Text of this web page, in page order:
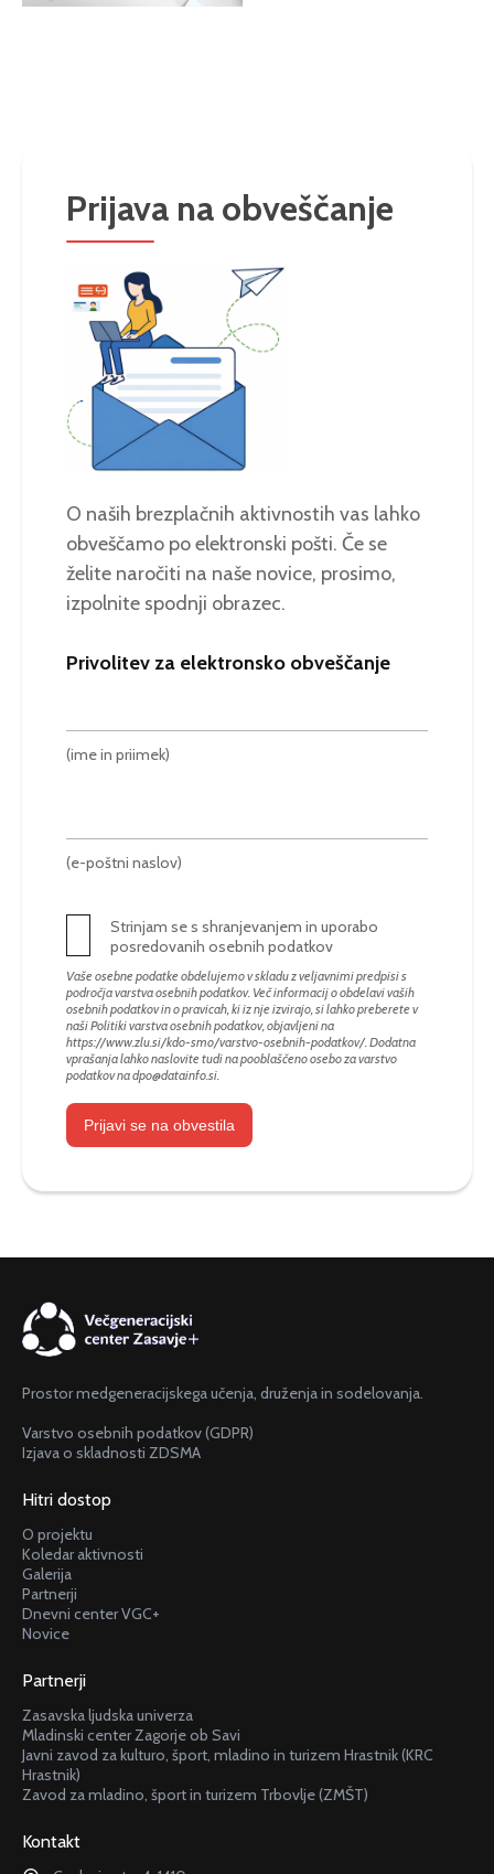
Prijava na obveščanje
O naših brezplačnih aktivnostih vas lahko
obveščamo po elektronski pošti. Če se
želite naročiti na naše novice, prosimo,
izpolnite spodnji obrazec.
Privolitev za elektronsko obveščanje
(ime in priimek)
(e-poštni naslov)
Strinjam se s shranjevanjem in uporabo
posredovanih osebnih podatkov
Vaše osebne podatke obdelujemo v skladu z veljavnimi predpisi s
področja varstva osebnih podatkov. Več informacij o obdelavi vaših
osebnih podatkov in o pravicah, ki iz nje izvirajo, si lahko preberete v
naši Politiki varstva osebnih podatkov, objavljeni na
https://www.zlu.si/kdo-smo/varstvo-osebnih-podatkov/. Dodatna
vprašanja lahko naslovite tudi na pooblaščeno osebo za varstvo
podatkov nadpo@datainfo.si
Prijavi se na obvestila
Prostor medgeneracijskega učenja, druženja in sodelovanja.
Varstvo osebnih podatkov (GDPR)
Izjava o skladnosti ZDSMA
Hitri dostop
O projektu
Koledar aktivnosti
Galerija
Partnerji
Dnevni center VGC+
Novice
Partnerji
Zasavska ljudska univerza
Mladinski center Zagorje ob Savi
Javni zavod za kulturo, šport, mladino in turizem Hrastnik (KRC
Hrastnik)
Zavod za mladino, šport in turizem Trbovlje (ZMŠT)
Kontakt